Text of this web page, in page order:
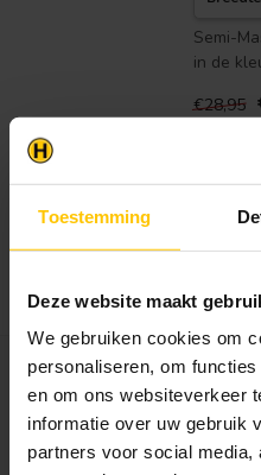
Toestemming
Deze website maakt
We gebruiken cookies om
personaliseren, om
en om ons websiteverkeer
informatie over uw gebruik
partners voor social
Semi-
in de
€28,95
Op
artikel.
bij de